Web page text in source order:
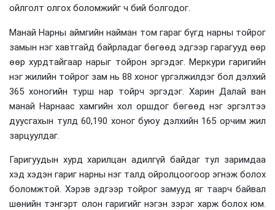
ойлголт олгох боломжийг ч бий болгодог.
Манай Нарны аймгийн найман том гараг бүгд нарны тойрог
замын нэг хавтгайд байрладаг бөгөөд эдгээр гарагууд өөр
өөр хурдтайгаар нарыг тойрон эргэдэг. Меркури гаригийн
нэг жилийн тойрог зам нь 88 хоног үргэлжилдэг бол дэлхий
365 хоногийн турш нар тойрч эргэдэг. Харин Далай ван
манай Нарнаас хамгийн хол оршдог бөгөөд нэг эргэлтээ
дуусгахын тулд 60,190 хоног буюу дэлхийн 165 орчим жил
зарцуулдаг.
Гаригуудын хурд харилцан адилгүй байдаг тул заримдаа
хэд хэдэн гариг нарны нэг талд ойролцоогоор эгнэж болох
боломжтой. Хэрэв эдгээр тойрог замууд яг таарч байвал
шөнийн тэнгэрт олон гаригийг нэгэн зэрэг харж болох юм.